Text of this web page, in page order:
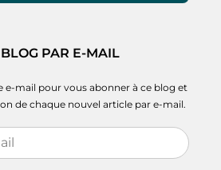
PAR E-MAIL
e-mail pour vous abonner à ce blog et
de chaque nouvel article par e-mail.